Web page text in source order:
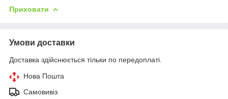
Приховати
Умови доставки
Доставка здійснюється тільки по передоплаті.
Нова Пошта
Самовивіз